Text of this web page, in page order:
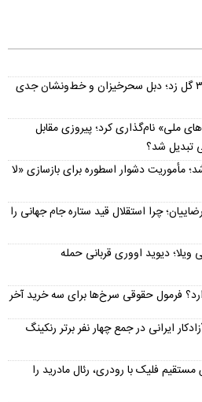
استقلال به تیم شکست‌ناپذیر ۳ گل زد؛ دبل سحرخیزان و خط‌ونشان جدی
تیم‌های ملی» نام‌گذاری کرد؛ پیروزی مقابل
تبدیل شد؟
مأموریت دشوار اسطوره برای بازسازی «لا
رامین رضاییان؛ چرا استقلال قید ستاره جام جهانی را
دیوید اووری قربانی حمله
فرمول حقوقی سرخ‌ها برای سه خرید آخر
عموزاد بر بام جهان؛ ۶ آزادکار ایرانی در جمع چهار نفر برتر رنکینگ
مستقیم فلیک با رودری، رئال مادرید را